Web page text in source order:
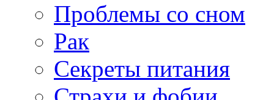
Проблемы со сном
Рак
Секреты питания